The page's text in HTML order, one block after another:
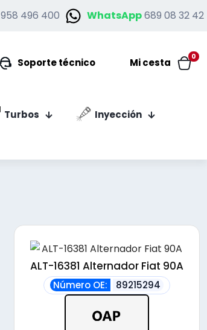
958 496 400 WhatsApp689 08 32 42
Soporte técnico
0
Mi cesta
Turbos
Inyección
ALT-16381 Alternador Fiat 90A
Número OE: 89215294